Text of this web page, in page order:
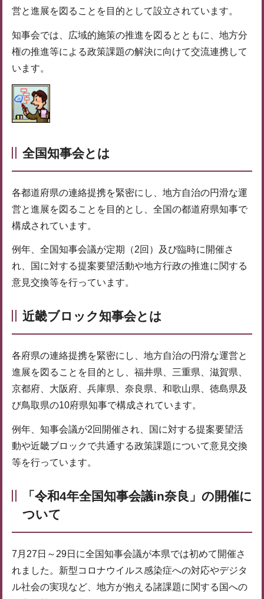
営と進展を図ることを目的として設立されています。
知事会では、広域的施策の推進を図るとともに、地方分
権の推進等による政策課題の解決に向けて交流連携して
います。
全国知事会とは
各都道府県の連絡提携を緊密にし、地方自治の円滑な運
営と進展を図ることを目的とし、全国の都道府県知事で
構成されています。
例年、全国知事会議が定期（2回）及び臨時に開催さ
れ、国に対する提案要望活動や地方行政の推進に関する
意見交換等を行っています。
近畿ブロック知事会とは
各府県の連絡提携を緊密にし、地方自治の円滑な運営と
進展を図ることを目的とし、福井県、三重県、滋賀県、
京都府、大阪府、兵庫県、奈良県、和歌山県、徳島県及
び鳥取県の10府県知事で構成されています。
例年、知事会議が2回開催され、国に対する提案要望活
動や近畿ブロックで共通する政策課題について意見交換
等を行っています。
「令和4年全国知事会議in奈良」の開催に
ついて
7月27日～29日に全国知事会議が本県では初めて開催さ
れました。新型コロナウイルス感染症への対応やデジタ
ル社会の実現など、地方が抱える諸課題に関する国への